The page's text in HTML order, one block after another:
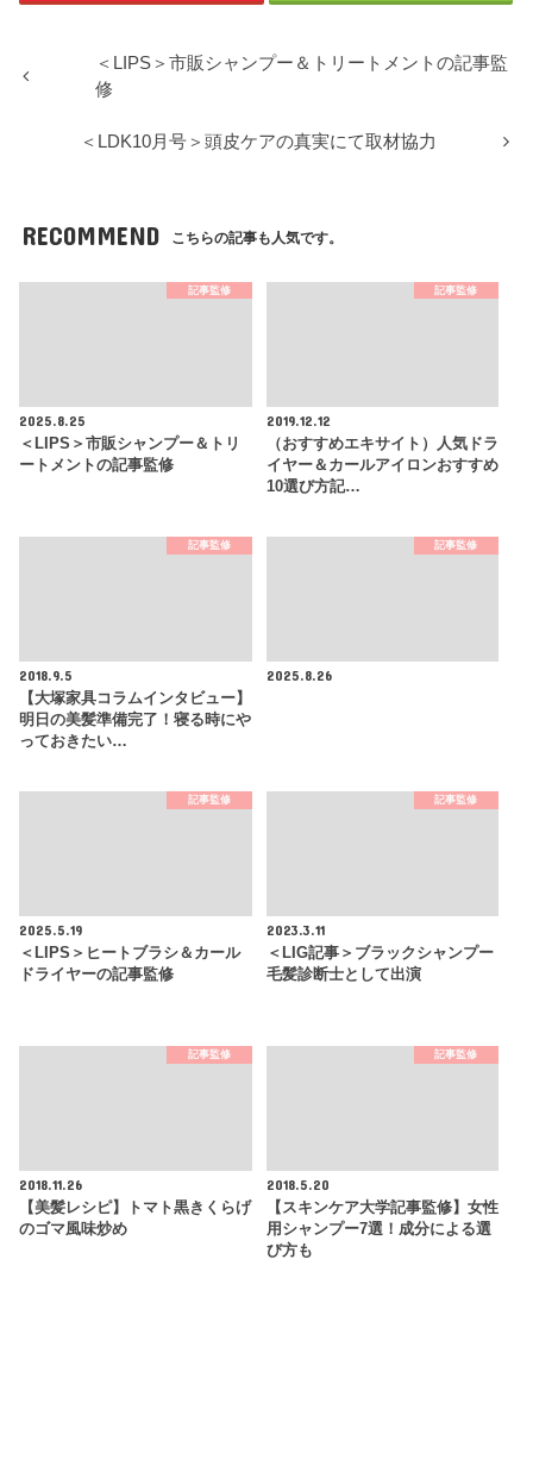
＜LIPS＞市販シャンプー＆トリートメントの記事監
修
＜LDK10月号＞頭皮ケアの真実にて取材協力
RECOMMEND こちらの記事も人気です。
記事監修
2025.8.25
＜LIPS＞市販シャンプー＆トリ
ートメントの記事監修
記事監修
2019.12.12
（おすすめエキサイト）人気ドラ
イヤー＆カールアイロンおすすめ
10選び方記…
記事監修
2018.9.5
【大塚家具コラムインタビュー】
明日の美髪準備完了！寝る時にや
っておきたい…
記事監修
2025.8.26
記事監修
2025.5.19
＜LIPS＞ヒートブラシ＆カール
ドライヤーの記事監修
記事監修
2023.3.11
＜LIG記事＞ブラックシャンプー
毛髪診断士として出演
記事監修
2018.11.26
【美髪レシピ】トマト黒きくらげ
のゴマ風味炒め
記事監修
2018.5.20
【スキンケア大学記事監修】女性
用シャンプー7選！成分による選
び方も